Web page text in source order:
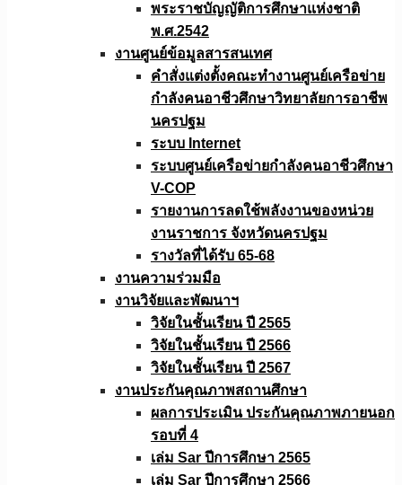
พระราชบัญญัติการศึกษาแห่งชาติ
พ.ศ.2542
งานศูนย์ข้อมูลสารสนเทศ
คำสั่งแต่งตั้งคณะทำงานศูนย์เครือข่าย
กำลังคนอาชีวศึกษาวิทยาลัยการอาชีพ
นครปฐม
ระบบ Internet
ระบบศูนย์เครือข่ายกำลังคนอาชีวศึกษา
V-COP
รายงานการลดใช้พลังงานของหน่วย
งานราชการ จังหวัดนครปฐม
รางวัลที่ได้รับ 65-68
งานความร่วมมือ
งานวิจัยเเละพัฒนาฯ
วิจัยในชั้นเรียน ปี 2565
วิจัยในชั้นเรียน ปี 2566
วิจัยในชั้นเรียน ปี 2567
งานประกันคุณภาพสถานศึกษา
ผลการประเมิน ประกันคุณภาพภายนอก
รอบที่ 4
เล่ม Sar ปีการศึกษา 2565
เล่ม Sar ปีการศึกษา 2566